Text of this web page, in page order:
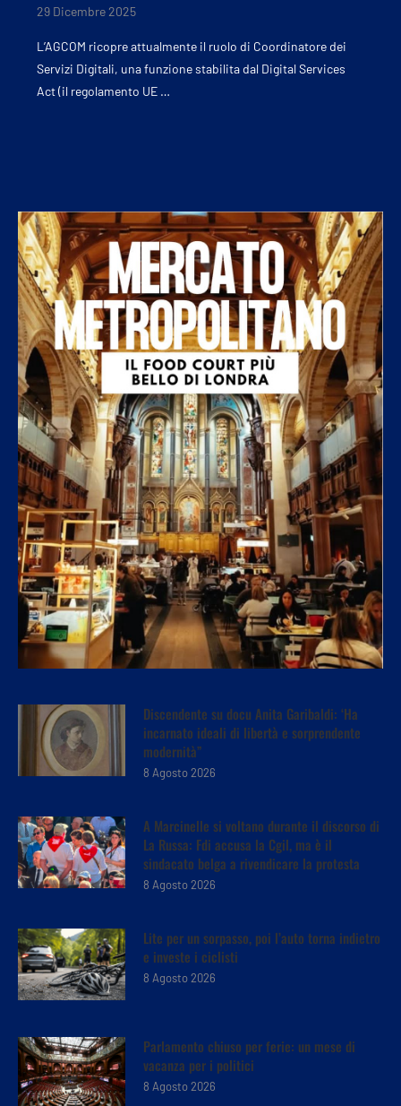
29 Dicembre 2025
L’AGCOM ricopre attualmente il ruolo di Coordinatore dei
Servizi Digitali, una funzione stabilita dal Digital Services
Act (il regolamento UE …
Discendente su docu Anita Garibaldi: ‘Ha
incarnato ideali di libertà e sorprendente
modernità”
8 Agosto 2026
A Marcinelle si voltano durante il discorso di
La Russa: Fdi accusa la Cgil, ma è il
sindacato belga a rivendicare la protesta
8 Agosto 2026
Lite per un sorpasso, poi l’auto torna indietro
e investe i ciclisti
8 Agosto 2026
Parlamento chiuso per ferie: un mese di
vacanza per i politici
8 Agosto 2026